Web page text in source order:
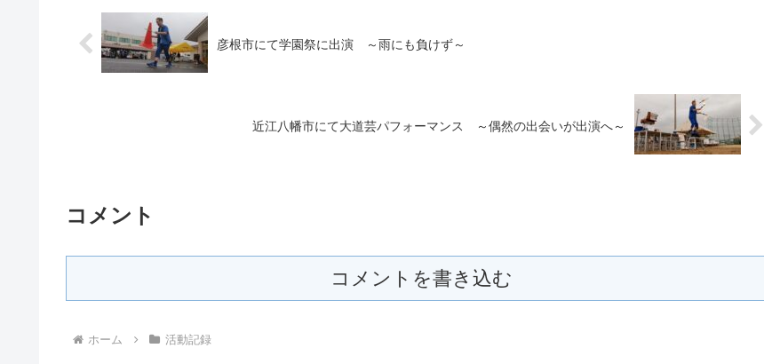
彦根市にて学園祭に出演 ～雨にも負けず～
近江八幡市にて大道芸パフォーマンス ～偶然の出会いが出演へ～
コメント
コメントを書き込む
ホーム 活動記録